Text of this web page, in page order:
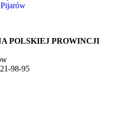
POLSKIEJ PROWINCJI
98-95